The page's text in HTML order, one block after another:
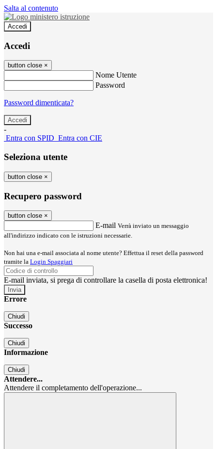
Salta al contenuto
Accedi
Accedi
button close ×
Nome Utente
Password
Password dimenticata?
-
Entra con SPID Entra con CIE
Seleziona utente
button close ×
Recupero password
button close ×
E-mail Verrà inviato un messaggio
all'indirizzo indicato con le istruzioni necessarie.
Non hai una e-mail associata al nome utente? Effettua il reset della password
tramite la Login Spaggiari
E-mail inviata, si prega di controllare la casella di posta elettronica!
Errore
Chiudi
Successo
Chiudi
Informazione
Chiudi
Attendere...
Attendere il completamento dell'operazione...